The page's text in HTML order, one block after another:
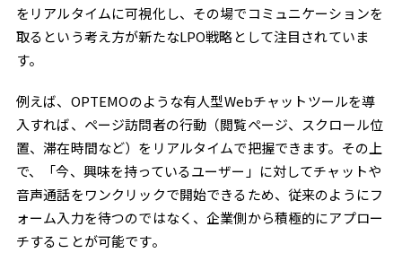
をリアルタイムに可視化し、その場でコミュニケーションを
取るという考え方が新たなLPO戦略として注目されていま
す。
例えば、OPTEMOのような有人型Webチャットツールを導
入すれば、ページ訪問者の行動（閲覧ページ、スクロール位
置、滞在時間など）をリアルタイムで把握できます。その上
で、「今、興味を持っているユーザー」に対してチャットや
音声通話をワンクリックで開始できるため、従来のようにフ
ォーム入力を待つのではなく、企業側から積極的にアプロー
チすることが可能です。